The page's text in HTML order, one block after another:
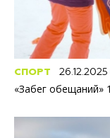
СПОРТ 26.12.2025
«Забег обещаний»